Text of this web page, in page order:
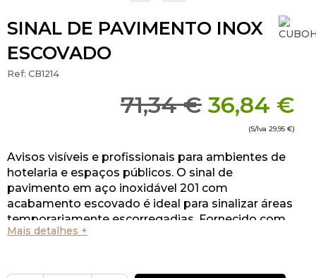
SINAL DE PAVIMENTO INOX
ESCOVADO
Ref: CB1214
71,34 € 36,84 €
(S/Iva 29,95 €)
Avisos visíveis e profissionais para ambientes de
hotelaria e espaços públicos. O sinal de
pavimento em aço inoxidável 201 com
acabamento escovado é ideal para sinalizar áreas
temporariamente escorregadias. Fornecido com
o vinil em português e inglês com a indicação
Mais detalhes +